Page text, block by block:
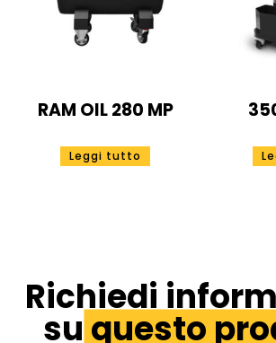
RAM OIL 280 MP
Leggi tutto
Richiedi
su questo